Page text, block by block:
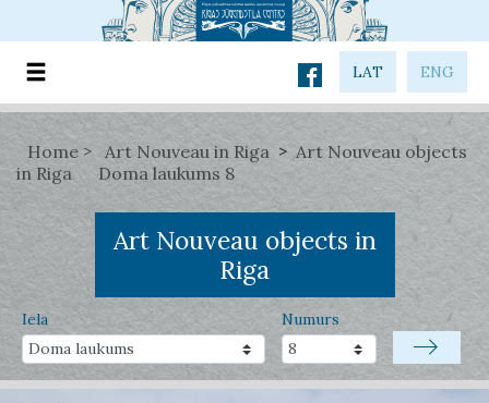
LAT ENG
Home Art Nouveau in Riga
Art Nouveau objects
in Riga
Doma laukums 8
Art Nouveau objects in
Riga
Iela Numurs